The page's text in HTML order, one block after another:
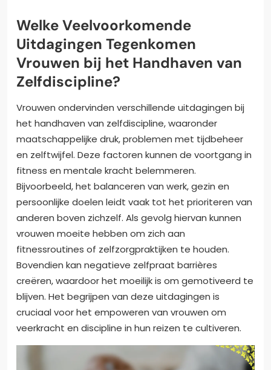
Welke Veelvoorkomende
Uitdagingen Tegenkomen
Vrouwen bij het Handhaven van
Zelfdiscipline?
Vrouwen ondervinden verschillende uitdagingen bij
het handhaven van zelfdiscipline, waaronder
maatschappelijke druk, problemen met tijdbeheer
en zelftwijfel. Deze factoren kunnen de voortgang in
fitness en mentale kracht belemmeren.
Bijvoorbeeld, het balanceren van werk, gezin en
persoonlijke doelen leidt vaak tot het prioriteren van
anderen boven zichzelf. Als gevolg hiervan kunnen
vrouwen moeite hebben om zich aan
fitnessroutines of zelfzorgpraktijken te houden.
Bovendien kan negatieve zelfpraat barrières
creëren, waardoor het moeilijk is om gemotiveerd te
blijven. Het begrijpen van deze uitdagingen is
cruciaal voor het empoweren van vrouwen om
veerkracht en discipline in hun reizen te cultiveren.